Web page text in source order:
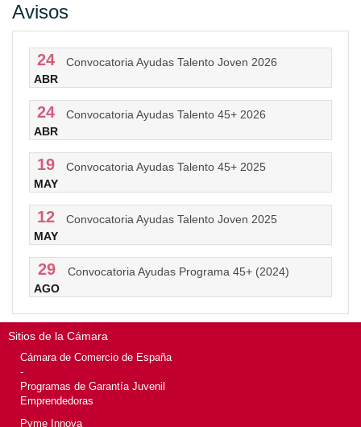
Avisos
24
ABR
Convocatoria Ayudas Talento Joven 2026
24
ABR
Convocatoria Ayudas Talento 45+ 2026
19
MAY
Convocatoria Ayudas Talento 45+ 2025
12
MAY
Convocatoria Ayudas Talento Joven 2025
29
AGO
Convocatoria Ayudas Programa 45+ (2024)
Sitios de la Cámara
Cámara de Comercio de España
-
Programas de Garantía Juvenil
Emprendedoras
Pyme Innova